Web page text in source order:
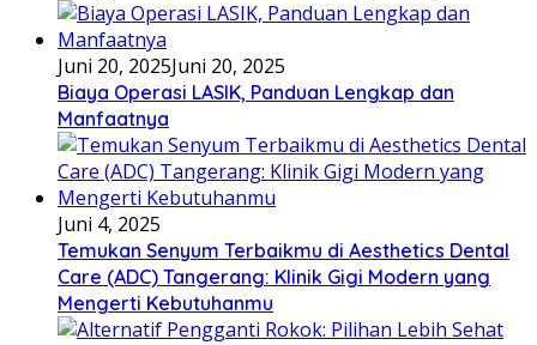
Juni 20, 2025Juni 20, 2025
Biaya Operasi LASIK, Panduan Lengkap dan
Manfaatnya
Juni 4, 2025
Temukan Senyum Terbaikmu di Aesthetics Dental
Care (ADC) Tangerang: Klinik Gigi Modern yang
Mengerti Kebutuhanmu